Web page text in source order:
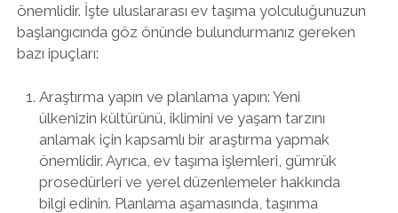
önemlidir. İşte uluslararası ev taşıma yolculuğunuzun
başlangıcında göz önünde bulundurmanız gereken
bazı ipuçları:
Araştırma yapın ve planlama yapın: Yeni
ülkenizin kültürünü, iklimini ve yaşam tarzını
anlamak için kapsamlı bir araştırma yapmak
önemlidir. Ayrıca, ev taşıma işlemleri, gümrük
prosedürleri ve yerel düzenlemeler hakkında
bilgi edinin. Planlama aşamasında, taşınma